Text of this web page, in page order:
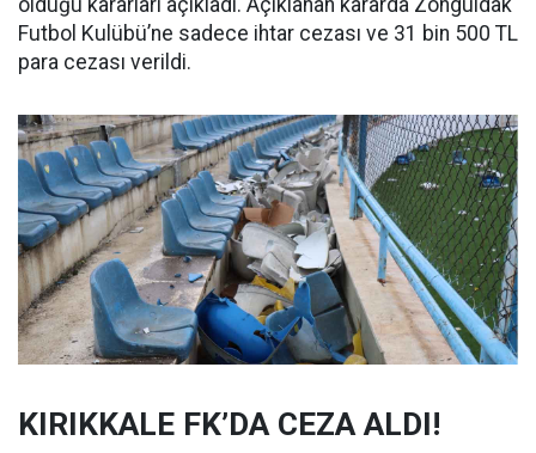
olduğu kararları açıkladı. Açıklanan kararda Zonguldak
Futbol Kulübü’ne sadece ihtar cezası ve 31 bin 500 TL
para cezası verildi.
KIRIKKALE FK’DA CEZA ALDI!